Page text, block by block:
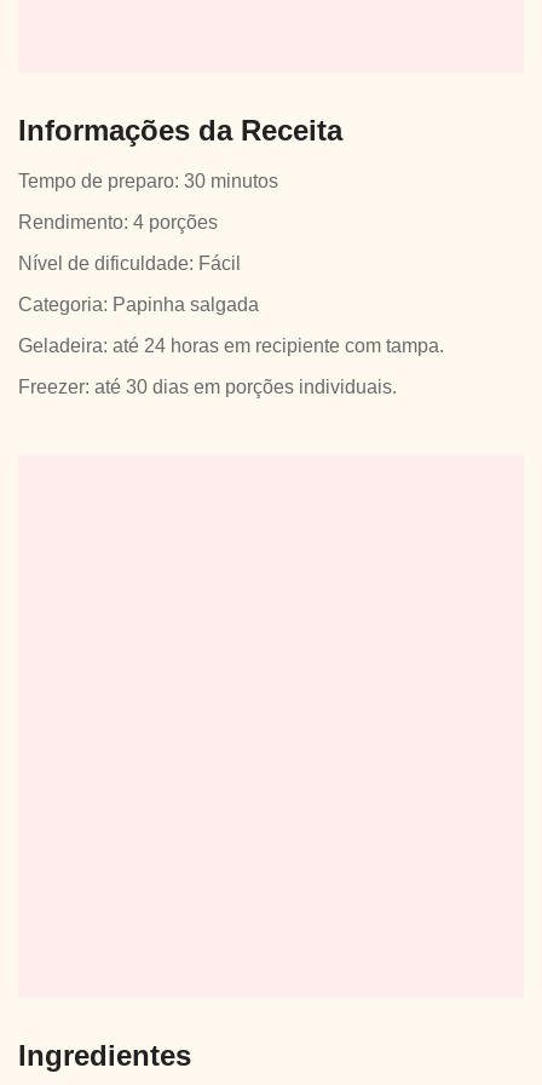
Informações da Receita
Tempo de preparo: 30 minutos
Rendimento: 4 porções
Nível de dificuldade: Fácil
Categoria: Papinha salgada
Geladeira: até 24 horas em recipiente com tampa.
Freezer: até 30 dias em porções individuais.
Ingredientes